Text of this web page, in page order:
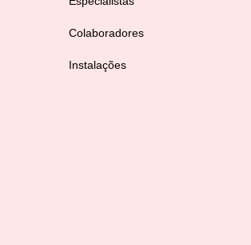
Colaboradores
Instalações